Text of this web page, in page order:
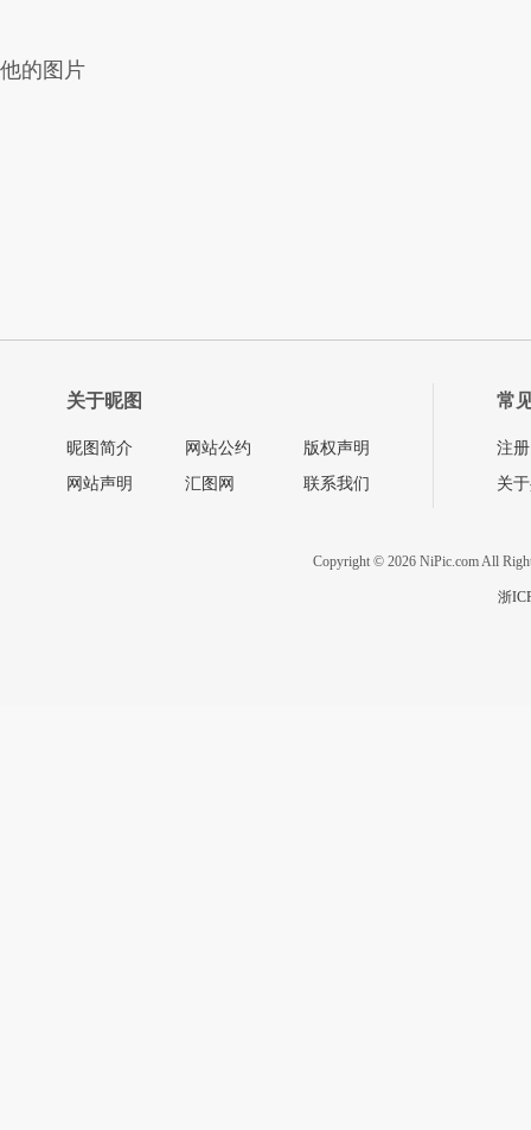
他的图片
关于昵图
昵图简介
网站声明
网站公约
汇图网
版权声明
联系我们
常
注册
关
Copyright © 2026 NiPic.com All
浙